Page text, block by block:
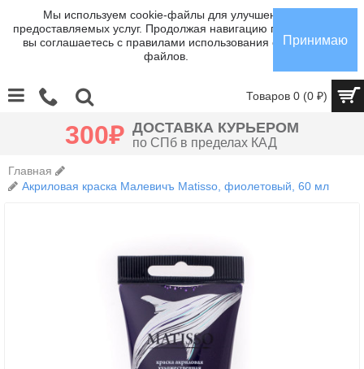
Мы используем cookie-файлы для улучшения
предоставляемых услуг. Продолжая навигацию по сайту,
вы соглашаетесь с правилами использования cookie-
файлов.
Принимаю
Товаров 0 (0 ₽)
Главная
Акриловая краска Малевичъ Matisso, фиолетовый, 60 мл